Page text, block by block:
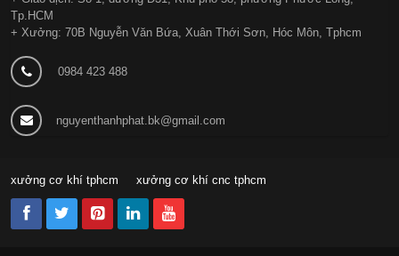
Tp.HCM
+ Xưởng: 70B Nguyễn Văn Bứa, Xuân Thới Sơn, Hóc Môn, Tphcm
0984 423 488
nguyenthanhphat.bk@gmail.com
xưởng cơ khí tphcm xưởng cơ khí cnc tphcm